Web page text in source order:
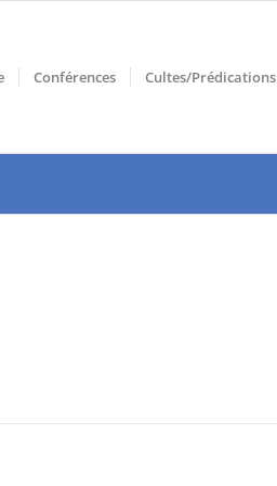
Conférences Cultes/Prédications